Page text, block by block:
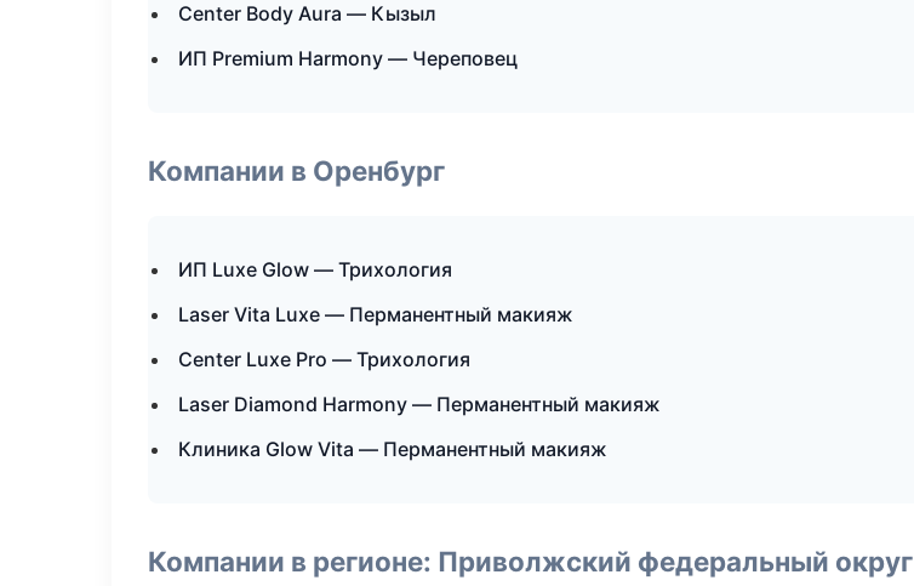
Center Body Aura — Кызыл
ИП Premium Harmony — Череповец
Компании в Оренбург
ИП Luxe Glow — Трихология
Laser Vita Luxe — Перманентный макияж
Center Luxe Pro — Трихология
Laser Diamond Harmony — Перманентный макияж
Клиника Glow Vita — Перманентный макияж
Компании в регионе: Приволжский федеральный округ